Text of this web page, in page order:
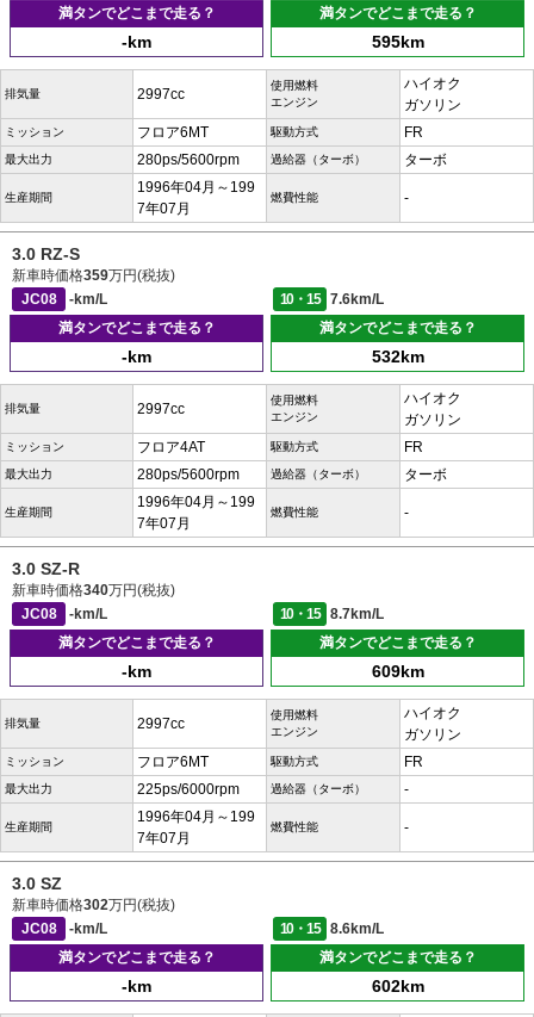
満タンでどこまで走る？
-km
満タンでどこまで走る？
595km
排気量 2997cc
使用燃料
エンジン
ハイオク
ガソリン
ミッション フロア6MT 駆動方式 FR
最大出力 280ps/5600rpm 過給器（ターボ） ターボ
生産期間
1996年04月～199
7年07月
燃費性能 -
3.0 RZ-S
新車時価格359万円(税抜)
JC08
-km/L 10・15
7.6km/L
満タンでどこまで走る？
-km
満タンでどこまで走る？
532km
排気量 2997cc
使用燃料
エンジン
ハイオク
ガソリン
ミッション フロア4AT 駆動方式 FR
最大出力 280ps/5600rpm 過給器（ターボ） ターボ
生産期間
1996年04月～199
7年07月
燃費性能 -
3.0 SZ-R
新車時価格340万円(税抜)
JC08
-km/L 10・15
8.7km/L
満タンでどこまで走る？
-km
満タンでどこまで走る？
609km
排気量 2997cc
使用燃料
エンジン
ハイオク
ガソリン
ミッション フロア6MT 駆動方式 FR
最大出力 225ps/6000rpm 過給器（ターボ） -
生産期間
1996年04月～199
7年07月
燃費性能 -
3.0 SZ
新車時価格302万円(税抜)
JC08
-km/L 10・15
8.6km/L
満タンでどこまで走る？
-km
満タンでどこまで走る？
602km